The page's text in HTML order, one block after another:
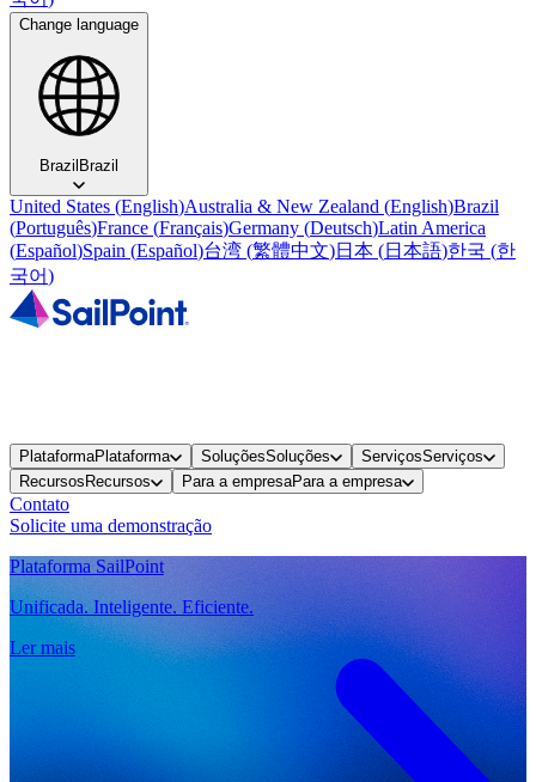
Change language
BrazilBrazil
United States (English)Australia & New Zealand (English)Brazil
(Português)France (Français)Germany (Deutsch)Latin America
(Español)Spain (Español)台湾 (繁體中文)日本 (日本語)한국 (한
국어)
PlataformaPlataforma SoluçõesSoluções ServiçosServiços
Recursos Recursos Para a empresaPara a empresa
Contato
Solicite uma demonstração
Plataforma SailPoint
Unificada. Inteligente. Eficiente.
Ler mais